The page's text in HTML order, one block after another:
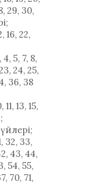
29, 30,
16, 22,
5, 7, 8,
23, 24, 25,
36, 38
13, 15,
32, 33,
43, 44,
54, 55,
70, 71,